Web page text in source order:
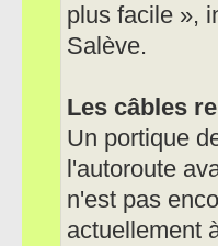
plus facile »,
Salève.
Les câbles
Un portique
l'autoroute
n'est pas
actuellement